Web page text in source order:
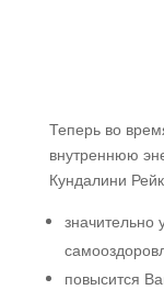
Теперь во
внутреннюю
Кундалини
значительно
повысится